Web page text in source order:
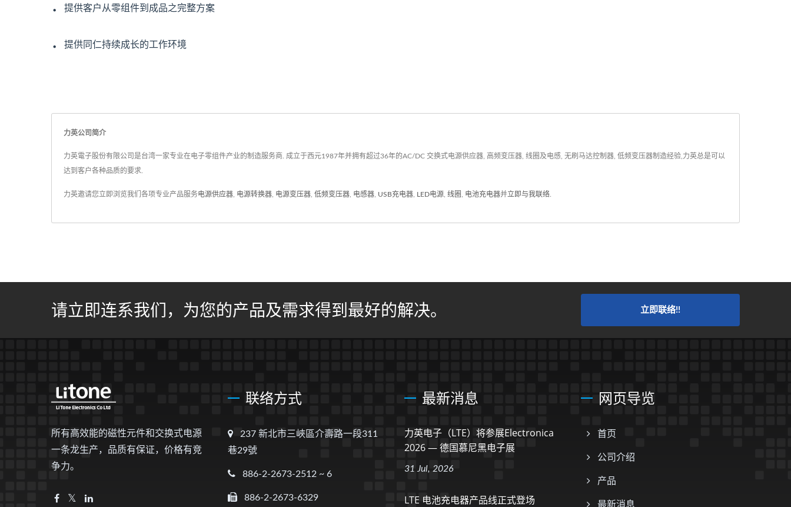
． 提供客户从零组件到成品之完整方案
． 提供同仁持续成长的工作环境
力英公司简介
力英電子股份有限公司是台湾一家专业在电子零组件产业的制造服务商. 成立于西元1987年并拥有超过36年的AC/DC 交换式电源供应器, 高频变压器, 线圈及电感, 无刷马达控制器, 低频变压器制造经验,力英总是可以
达到客户各种品质的要求.
力英邀请您立即浏览我们各项专业产品服务电源供应器 电源转换器 电源变压器 低频变压器 电感器 USB充电器 LED电源 线圈 电池充电器并 立即与我联络
请立即连系我们，为您的产品及需求得到最好的解决。 立即联络!!
所有高效能的磁性元件和交换式电源
一条龙生产，品质有保证，价格有竞
争力。
联络方式
237 新北市三峽區介壽路一段311
巷29號
886-2-2673-2512 ~ 6
886-2-2673-6329
最新消息
力英电子（LTE）将参展electronica
2026 — 德国慕尼黑电子展
31 Jul, 2026
LTE 电池充电器产品线正式登场
网页导览
首页
公司介绍
产品
最新消息